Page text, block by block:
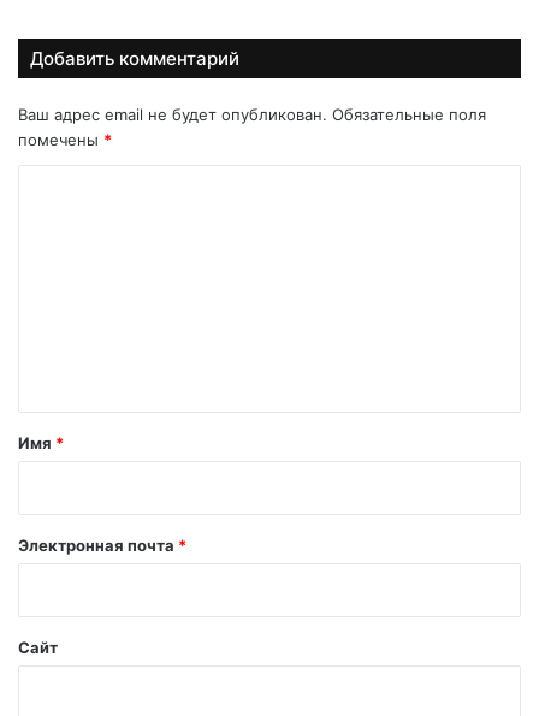
Добавить комментарий
Ваш адрес email не будет опубликован. Обязательные поля
помечены *
а
й
Имя *
Электронная почта *
Сайт